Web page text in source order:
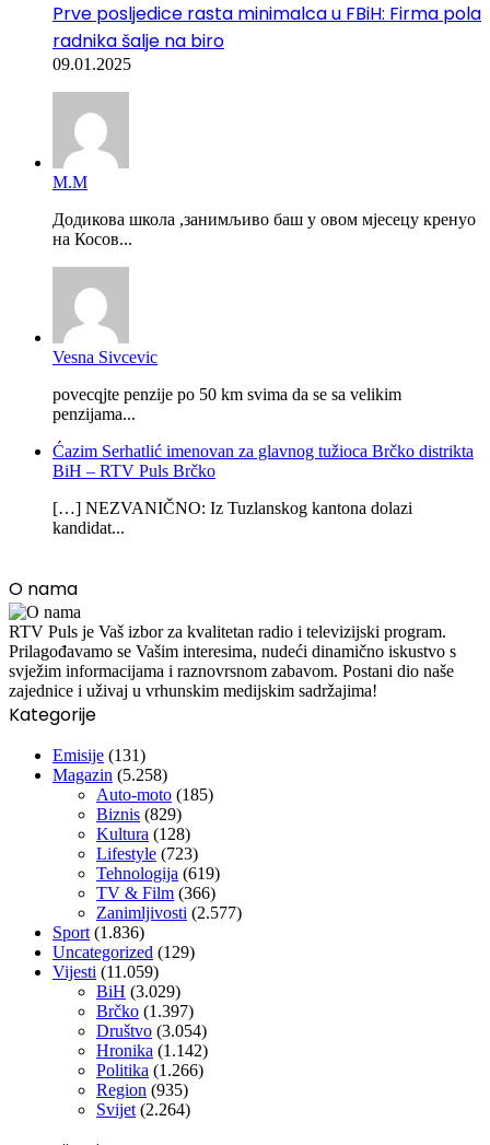
Prve posljedice rasta minimalca u FBiH: Firma pola
radnika šalje na biro
09.01.2025
М.М
Додикова школа ,занимљиво баш у овом мјесецу кренуо
на Косов...
Vesna Sivcevic
povecqjte penzije po 50 km svima da se sa velikim
penzijama...
Ćazim Serhatlić imenovan za glavnog tužioca Brčko distrikta
BiH – RTV Puls Brčko
[…] NEZVANIČNO: Iz Tuzlanskog kantona dolazi
kandidat...
O nama
RTV Puls je Vaš izbor za kvalitetan radio i televizijski program.
Prilagođavamo se Vašim interesima, nudeći dinamično iskustvo s
svježim informacijama i raznovrsnom zabavom. Postani dio naše
zajednice i uživaj u vrhunskim medijskim sadržajima!
Kategorije
Emisije (131)
Magazin (5.258)
Auto-moto (185)
Biznis (829)
Kultura (128)
Lifestyle (723)
Tehnologija (619)
TV & Film (366)
Zanimljivosti (2.577)
Sport (1.836)
Uncategorized (129)
Vijesti (11.059)
BiH (3.029)
Brčko (1.397)
Društvo (3.054)
Hronika (1.142)
Politika (1.266)
Region (935)
Svijet (2.264)